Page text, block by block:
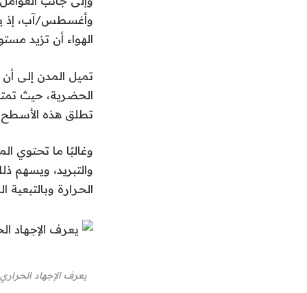
وأغسطس/آب، إذ
الهواء أن تزيد
تميل المدن إلى أن
الحضرية، حيث
تطلق هذه الأسطح
وغالبًا ما تحتوي
والتبريد، ويسهم
الحرارة وبالتبعية
يعرف الإجهاد